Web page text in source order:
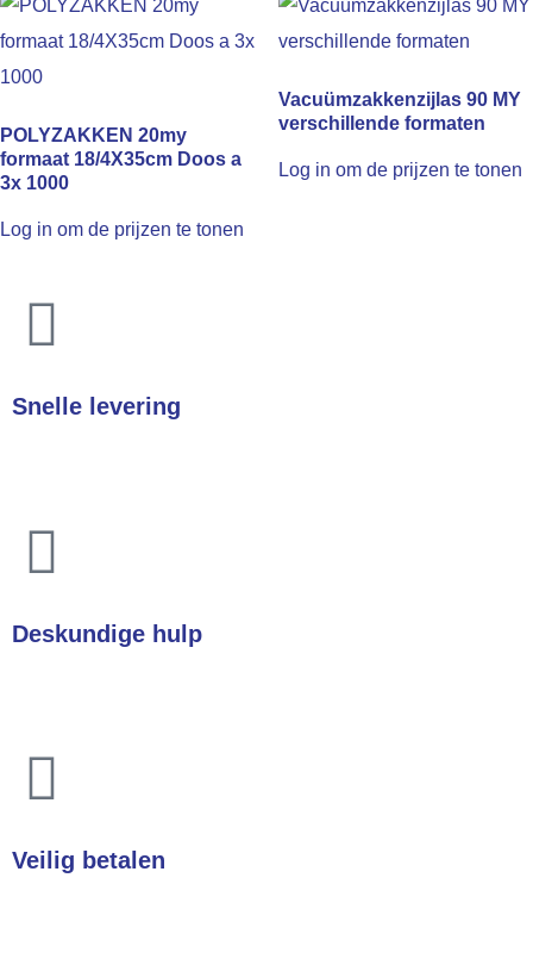
POLYZAKKEN 20my
formaat 18/4X35cm Doos a
3x 1000
Log in om de prijzen te tonen
Vacuümzakkenzijlas 90 MY
verschillende formaten
Log in om de prijzen te tonen
Snelle levering
Deskundige hulp
Veilig betalen